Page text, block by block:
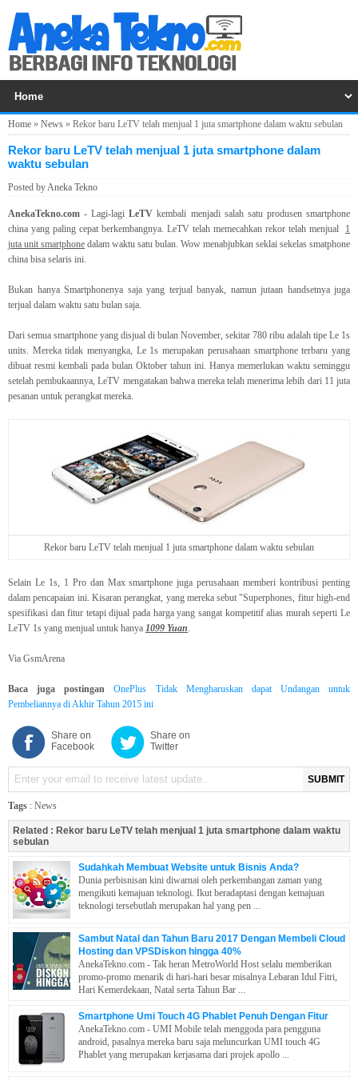
Home » News » Rekor baru LeTV telah menjual 1 juta smartphone dalam waktu sebulan
Rekor baru LeTV telah menjual 1 juta smartphone dalam
waktu sebulan
Posted byAneka Tekno
AnekaTekno.com- Lagi-lagiLeTV kembali menjadi salah satu produsen smartphone
china yang paling cepat berkembangnya. LeTV telah memecahkan rekor telah menjual 1
juta unit smartphone dalam waktu satu bulan. Wow menabjubkan seklai sekelas smatphone
china bisa selaris ini.
Bukan hanya Smartphonenya saja yang terjual banyak, namun jutaan handsetnya juga
terjual dalam waktu satu bulan saja.
Dari semua smartphone yang disjual di bulan November, sekitar 780 ribu adalah tipe Le 1s
units. Mereka tidak menyangka, Le 1s merupakan perusahaan smartphone terbaru yang
dibuat resmi kembali pada bulan Oktober tahun ini. Hanya memerlukan waktu seminggu
setelah pembukaannya, LeTV mengatakan bahwa mereka telah menerima lebih dari 11 juta
pesanan untuk perangkat mereka.
Rekor baru LeTV telah menjual 1 juta smartphone dalam waktu sebulan
Selain Le 1s, 1 Pro dan Max smartphone juga perusahaan memberi kontribusi penting
dalam pencapaian ini. Kisaran perangkat, yang mereka sebut "Superphones, fitur high-end
spesifikasi dan fitur tetapi dijual pada harga yang sangat kompetitif alias murah seperti Le
LeTV 1s yang menjual untuk hanya 1099 Yuan.
Via GsmArena
Baca juga postinganOnePlus Tidak Mengharuskan dapat Undangan untuk
Pembeliannya di Akhir Tahun 2015 ini
Share on
Facebook
Share on
Twitter
SUBMIT
Tags : News
Related : Rekor baru LeTV telah menjual 1 juta smartphone dalam waktu
sebulan
Sudahkah Membuat Website untuk Bisnis Anda?
Dunia perbisnisan kini diwarnai oleh perkembangan zaman yang
mengikuti kemajuan teknologi. Ikut beradaptasi dengan kemajuan
teknologi tersebutlah merupakan hal yang pen ...
Sambut Natal dan Tahun Baru 2017 Dengan Membeli Cloud
Hosting dan VPSDiskon hingga 40%
AnekaTekno.com - Tak heran MetroWorld Host selalu memberikan
promo-promo menarik di hari-hari besar misalnya Lebaran Idul Fitri,
Hari Kemerdekaan, Natal serta Tahun Bar ...
Smartphone Umi Touch 4G Phablet Penuh Dengan Fitur
AnekaTekno.com - UMI Mobile telah menggoda para pengguna
android, pasalnya mereka baru saja meluncurkan UMI touch 4G
Phablet yang merupakan kerjasama dari projek apollo ...